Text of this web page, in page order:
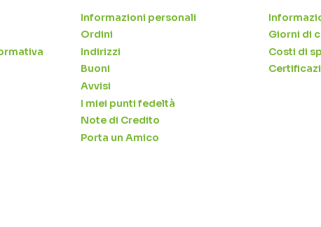
Informazioni personali
Ordini
Indirizzi
Buoni
Avvisi
I miei punti fedeltà
Note di Credito
Porta un Amico
Giorni di
Costi di